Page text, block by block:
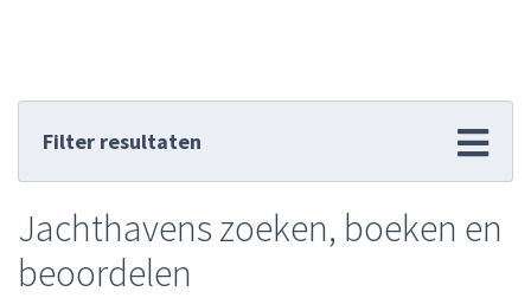
Filter resultaten
Jachthavens zoeken, boeken en
beoordelen